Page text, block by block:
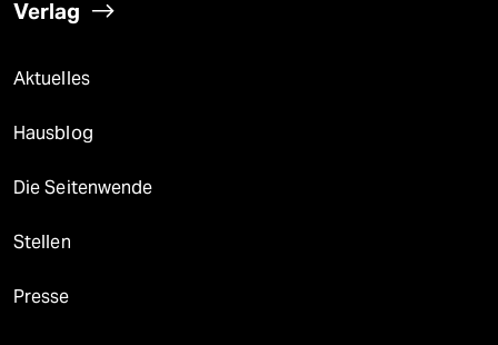
Verlag
Aktuelles
Hausblog
Die Seitenwende
Stellen
Presse